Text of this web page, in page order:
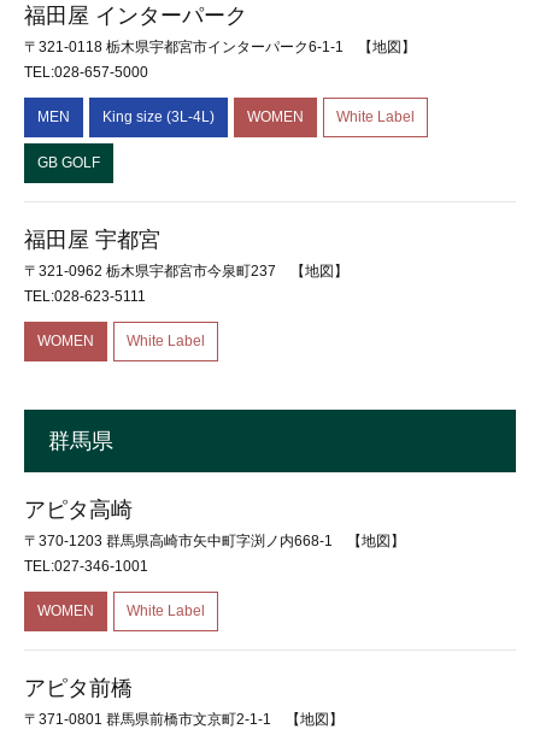
福田屋 インターパーク
〒321-0118 栃木県宇都宮市インターパーク6-1-1
【地図】
TEL:028-657-5000
MEN King size (3L-4L) WOMEN White Label
GB GOLF
福田屋 宇都宮
〒321-0962 栃木県宇都宮市今泉町237
【地図】
TEL:028-623-5111
WOMEN White Label
群馬県
アピタ高崎
〒370-1203 群馬県高崎市矢中町字渕ノ内668-1
【地図】
TEL:027-346-1001
WOMEN White Label
アピタ前橋
〒371-0801 群馬県前橋市文京町2-1-1 【地図】